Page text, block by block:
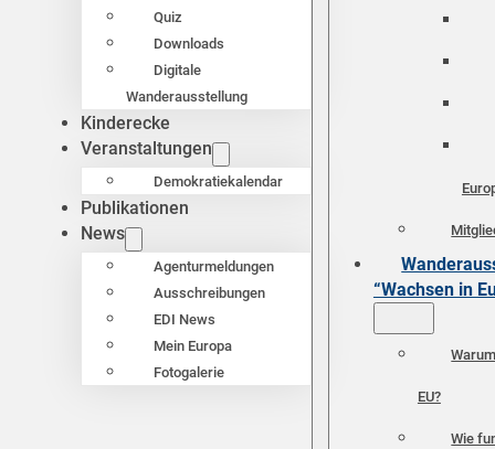
Quiz
Downloads
Digitale
Wanderausstellung
Kinderecke
Veranstaltungen
Demokratiekalendar
Publikationen
News
Agenturmeldungen
Ausschreibungen
EDI News
Mein Europa
Fotogalerie
“Wachsen in
EU?
Wie